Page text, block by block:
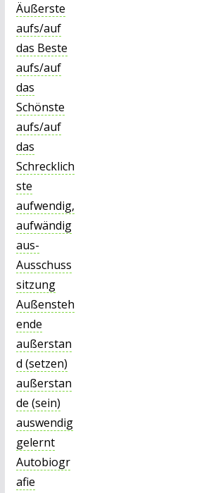
Äußerste
aufs/auf
das Beste
aufs/auf
das
Schönste
aufs/auf
das
Schrecklich
ste
aufwendig,
aufwändig
aus-
Ausschuss
sitzung
Außensteh
ende
außerstan
d (setzen)
außerstan
de (sein)
auswendig
gelernt
Autobiogr
afie